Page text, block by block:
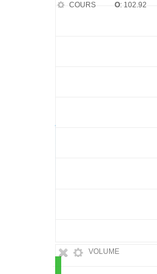
VOLUME
COURS O: 102.92